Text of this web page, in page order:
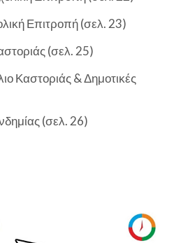
Επιτροπή (σελ. 23)
(σελ. 25)
Καστοριάς & Δημοτικές
(σελ. 26)